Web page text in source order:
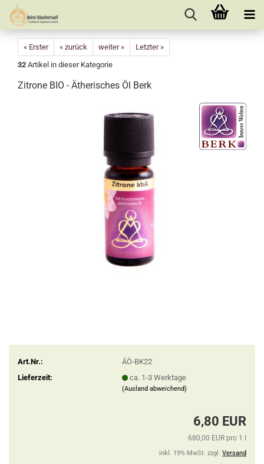
« Erster « zurück weiter »
Letzter »
32 Artikel in dieser Kategorie
Zitrone BIO - Ätherisches Öl Berk
Art.Nr.:
ÄÖ-BK22
Lieferzeit:
ca. 1-3 Werktage
(Ausland abweichend)
6,80 EUR
680,00 EUR pro 1 l
inkl. 19% MwSt. zzgl. Versand